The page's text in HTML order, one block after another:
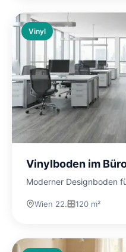
Vinyl
Vinylboden im
Moderner Designboden
Wien 22. 120 m²